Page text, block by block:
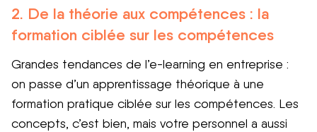
2. De la théorie aux compétences : la
formation ciblée sur les compétences
Grandes tendances de l’e-learning en entreprise :
on passe d’un apprentissage théorique à une
formation pratique ciblée sur les compétences. Les
concepts, c’est bien, mais votre personnel a aussi